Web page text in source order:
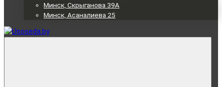
Минск, Скрыганова 39А
Минск, Асаналиева 25